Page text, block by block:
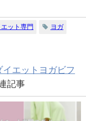
ット専門 ヨガ
イエットヨガビフ
記事